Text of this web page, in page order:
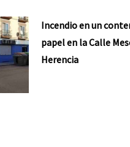
Incendio en un
papel en la Calle
Herencia